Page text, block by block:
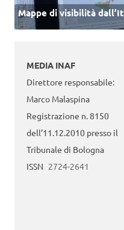
Mappe di visibilità
MEDIA INAF
Direttore responsabile:
Marco Malaspina
Registrazione n. 8150
dell’11.12.2010 presso il
Tribunale di Bologna
ISSN 2724-2641